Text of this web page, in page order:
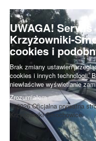
UWAGA! Serwis
Krzyżowniki-
cookies i
Brak zmiany ustawień
cookies i innych technologii.
niewłaściwe wyświetlanie
Zrozumiałem
© 2026 Oficjalna prywatna
Krzyżowniki-Smochowice.